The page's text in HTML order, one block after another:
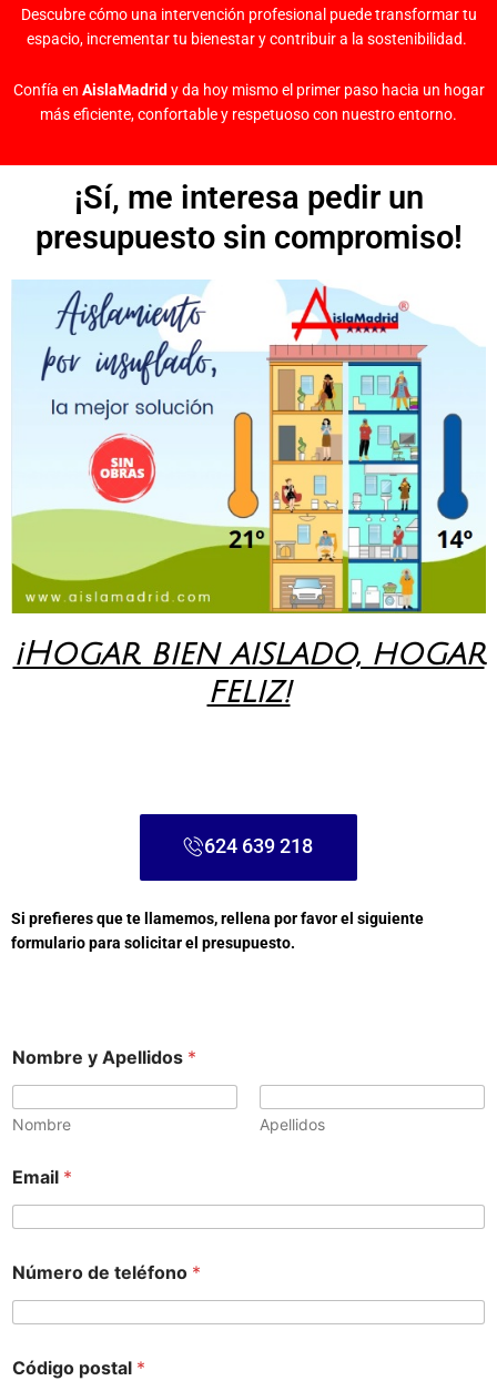
Descubre cómo una intervención profesional puede transformar tu
espacio, incrementar tu bienestar y contribuir a la sostenibilidad.
Confía en AislaMadrid y da hoy mismo el primer paso hacia un hogar
más eficiente, confortable y respetuoso con nuestro entorno.
¡Sí, me interesa pedir un
presupuesto sin compromiso!
¡Hogar bien aislado, hogar
feliz!
624 639 218
Si prefieres que te llamemos, rellena por favor el siguiente
formulario para solicitar el presupuesto.
Nombre y Apellidos *
Nombre Apellidos
Email *
Número de teléfono *
Código postal *